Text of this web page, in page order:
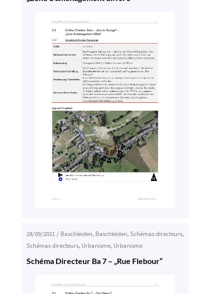
28/09/2021/ Baschleiden, Baschleiden,Schémas directeurs,
Schémas directeurs, Urbanisme, Urbanisme
Schéma Directeur Ba 7 – „Rue Flebour“